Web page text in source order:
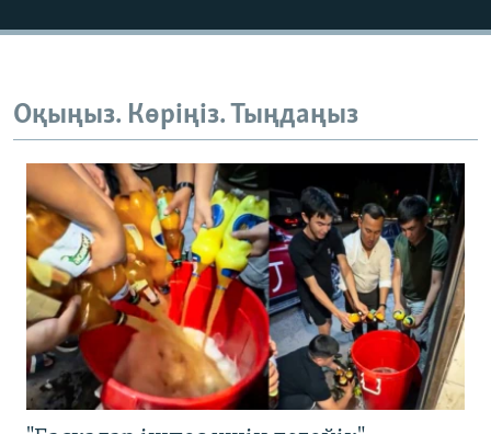
Оқыңыз. Көріңіз. Тыңдаңыз